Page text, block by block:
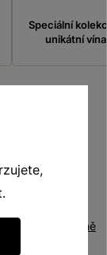
Speciální
unikátní vína
Zrušit filtry
Abecedně